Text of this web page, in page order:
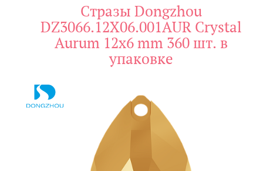
Стразы Dongzhou
DZ3066.12X06.001AUR Crystal
Aurum 12x6 mm 360 шт. в
упаковке